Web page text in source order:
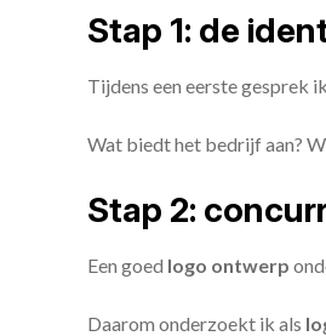
Stap 1: de
Tijdens een eerste gesprek
Wat biedt het bedrijf aan?
Stap 2:
Een goed logo ontwerp
Daarom onderzoekt ik als